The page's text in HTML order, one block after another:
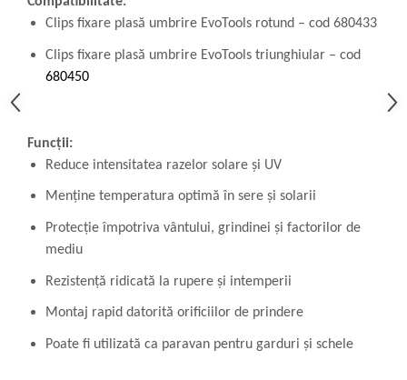
Clips fixare plasă umbrire EvoTools rotund – cod 680433
Clips fixare plasă umbrire EvoTools triunghiular – cod
680450
Funcții:
Reduce intensitatea razelor solare și UV
Menține temperatura optimă în sere și solarii
Protecție împotriva vântului, grindinei și factorilor de
mediu
Rezistență ridicată la rupere și intemperii
Montaj rapid datorită orificiilor de prindere
Poate fi utilizată ca paravan pentru garduri și schele